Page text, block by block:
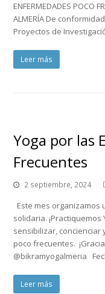
ENFERMEDADES POCO
ALMERÍA De
Proyectos de
Leer más
Yoga por las
Frecuentes
2 septiembre, 2024
Este mes
solidaria.
sensibilizar,
poco frecuentes.
@bikramyogalmeria
Leer más